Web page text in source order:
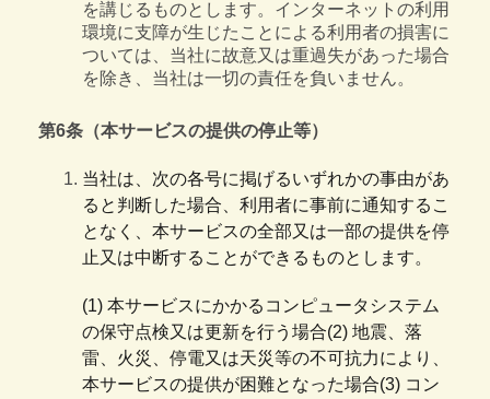
を講じるものとします。インターネットの利用
環境に支障が生じたことによる利用者の損害に
ついては、当社に故意又は重過失があった場合
を除き、当社は一切の責任を負いません。
第6条（本サービスの提供の停止等）
当社は、次の各号に掲げるいずれかの事由があ
ると判断した場合、利用者に事前に通知するこ
となく、本サービスの全部又は一部の提供を停
止又は中断することができるものとします。
(1) 本サービスにかかるコンピュータシステム
の保守点検又は更新を行う場合(2) 地震、落
雷、火災、停電又は天災等の不可抗力により、
本サービスの提供が困難となった場合(3) コン